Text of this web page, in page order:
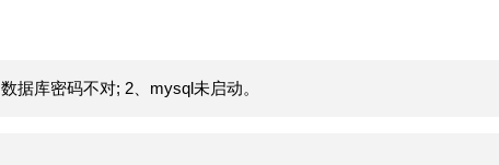
据库密码不对; 2、mysql未启动。